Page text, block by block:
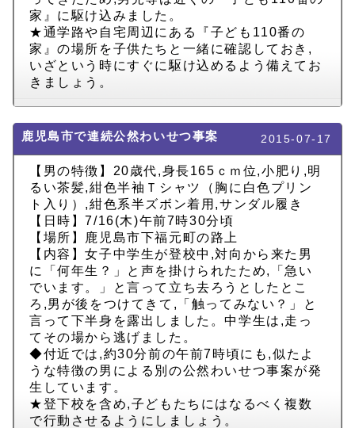
家』に駆け込みました。
★通学路や自宅周辺にある『子ども110番の
家』の場所を子供たちと一緒に確認しておき,
いざという時にすぐに駆け込めるよう備えてお
きましょう。
鹿児島市で連続公然わいせつ事案 2015-07-17
【男の特徴】20歳代,身長165ｃｍ位,小肥り,明
るい茶髪,紺色半袖Ｔシャツ（胸に白色プリン
ト入り）,紺色系半ズボン着用,サンダル履き
【日時】7/16(木)午前7時30分頃
【場所】鹿児島市下福元町の路上
【内容】女子中学生が登校中,対向から来た男
に「何年生？」と声を掛けられたため,「急い
でいます。」と言って立ち去ろうとしたとこ
ろ,男が後をつけてきて,「触ってみない？」と
言って下半身を露出しました。中学生は,走っ
てその場から逃げました。
◆付近では,約30分前の午前7時頃にも,似たよ
うな特徴の男による別の公然わいせつ事案が発
生しています。
★登下校を含め,子どもたちにはなるべく複数
で行動させるようにしましょう。